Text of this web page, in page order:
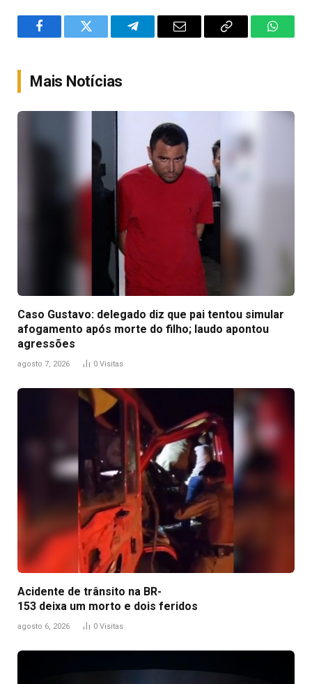
FacebookTwitter TelegramEmail
Copy
Mais Notícias
Caso Gustavo: delegado diz que pai tentou simular
afogamento após morte do filho; laudo apontou
agressões
agosto 7, 2026 0 Visitas
Acidente de trânsito na BR-
153 deixa um morto e dois feridos
agosto 6, 2026 0 Visitas